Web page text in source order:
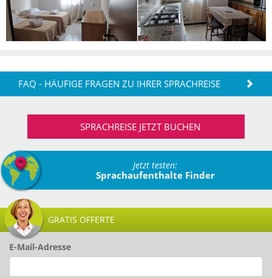
FAQ - HÄUFIGE FRAGEN ZU IHRER SPRACHREISE
SPRACHREISE JETZT BUCHEN
Jetzt testen:
Sprachaufenthalte Finder
GRATIS OFFERTE
E-Mail-Adresse